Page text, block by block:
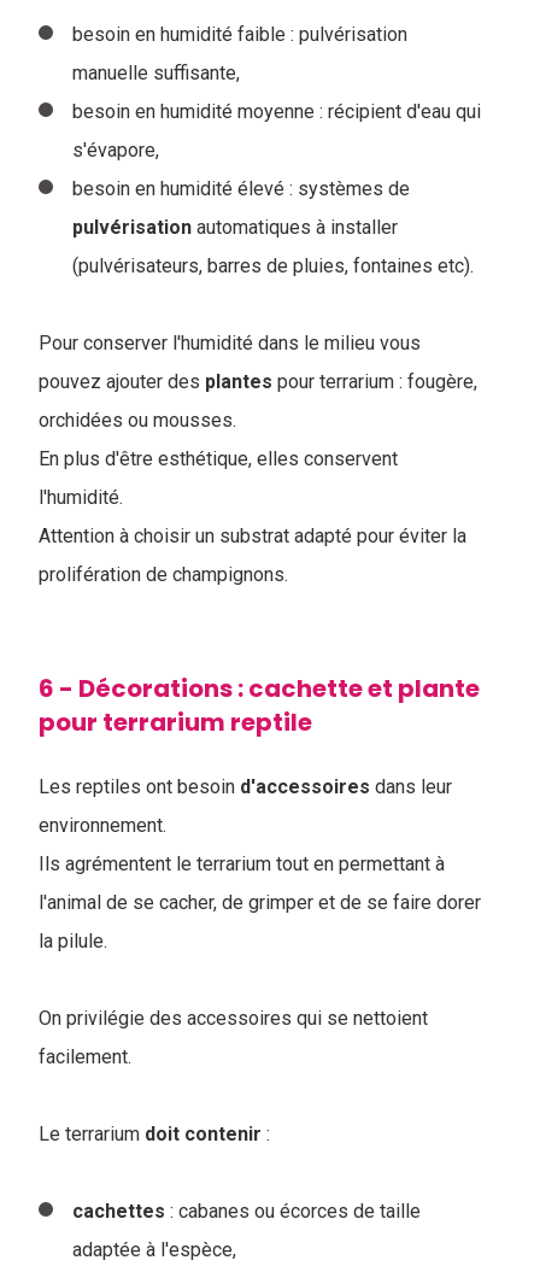
besoin en humidité faible : pulvérisation
manuelle suffisante,
besoin en humidité moyenne : récipient d'eau qui
s'évapore,
besoin en humidité élevé : systèmes de
pulvérisation automatiques à installer
(pulvérisateurs, barres de pluies, fontaines etc).
Pour conserver l'humidité dans le milieu vous
pouvez ajouter des plantes pour terrarium : fougère,
orchidées ou mousses.
En plus d'être esthétique, elles conservent
l'humidité.
Attention à choisir un substrat adapté pour éviter la
prolifération de champignons.
6 - Décorations : cachette et plante
pour terrarium reptile
Les reptiles ont besoin d'accessoires dans leur
environnement.
Ils agrémentent le terrarium tout en permettant à
l'animal de se cacher, de grimper et de se faire dorer
la pilule.
On privilégie des accessoires qui se nettoient
facilement.
Le terrarium doit contenir :
cachettes : cabanes ou écorces de taille
adaptée à l'espèce,